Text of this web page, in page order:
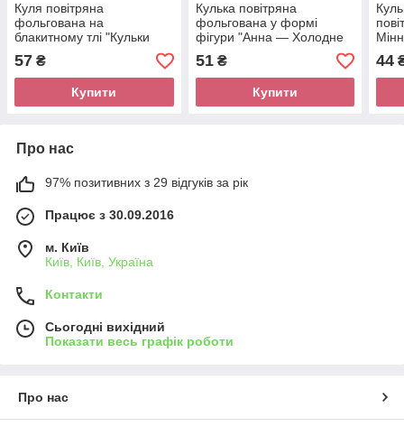
Куля повітряна
фольгована на
блакитному тлі "Кульки
L.O.L. (ЛЛЛ) " Розмір: 45
см.
57 ₴
Купити
Кулька повітряна
фольгована у формі
фігури "Анна — Холодне
серце" 50 * 23 см.
51₴
Купити
44
Про нас
97% позитивних з 29 відгуків за рік
Працює з 30.09.2016
м. Київ
Київ, Київ, Україна
Контакти
Сьогодні вихідний
Показати весь графік роботи
Про нас